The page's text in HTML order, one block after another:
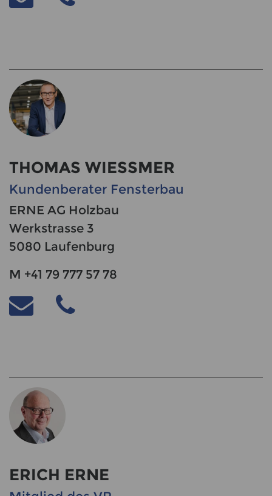
THOMAS WIESSMER
Kundenberater Fensterbau
ERNE AG Holzbau
Werkstrasse 3
5080 Laufenburg
M +41 79 777 57 78
ERICH ERNE